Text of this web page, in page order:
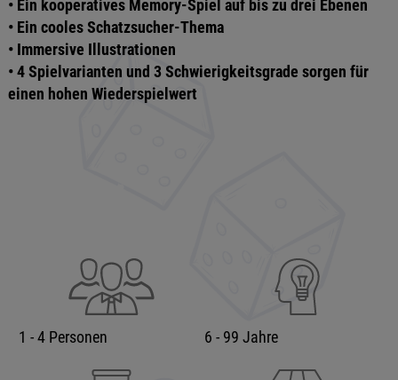
• Ein kooperatives Memory-Spiel auf bis zu drei Ebenen
• Ein cooles Schatzsucher-Thema
• Immersive Illustrationen
• 4 Spielvarianten und 3 Schwierigkeitsgrade sorgen für
einen hohen Wiederspielwert
1 - 4 Personen 6 - 99 Jahre